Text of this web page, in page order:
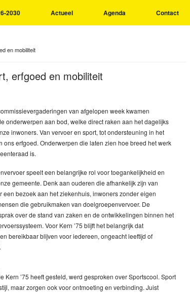
2030 Actueel Agenda Contact
en mobiliteit
erfgoed en mobiliteit
van afgelopen week kwamen
onderwerpen aan bod, welke direct raken aan het dagelijks
inwoners. Van vervoer en sport, tot ondersteuning in het
ons erfgoed. Onderwerpen die laten zien hoe breed het werk
is.
speelt een belangrijke rol voor toegankelijkheid en
gemeente. Denk aan ouderen die afhankelijk zijn van
een bezoek aan het ziekenhuis, inwoners zonder eigen
die gebruikmaken van doelgroepenvervoer. De
over de stand van zaken en de ontwikkelingen binnen het
Voor Kern ’75 blijft het belangrijk dat
bereikbaar blijven voor iedereen, ongeacht leeftijd of
’75 heeft gesteld, werd gesproken over Sportscool. Sport
maar zorgen ook voor ontmoeting en verbinding. Juist